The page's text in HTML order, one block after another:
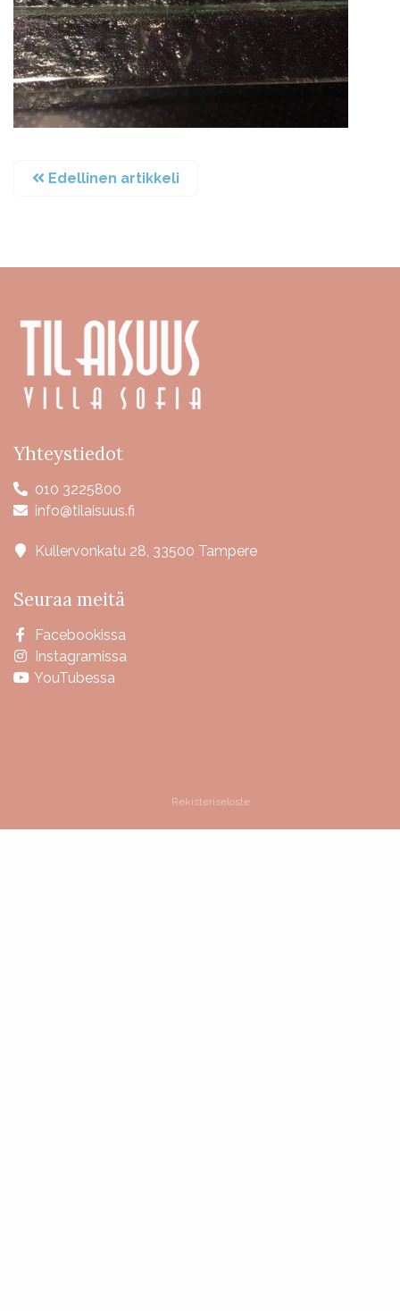
Edellinen artikkeli
Yhteystiedot
010 3225800
info@tilaisuus.fi
Kullervonkatu 28, 33500 Tampere
Seuraa meitä
Facebookissa
Instagramissa
YouTubessa
Rekisteriseloste